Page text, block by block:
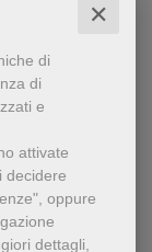
✕
di
di
e
attivate
decidere
oppure
dettagli,